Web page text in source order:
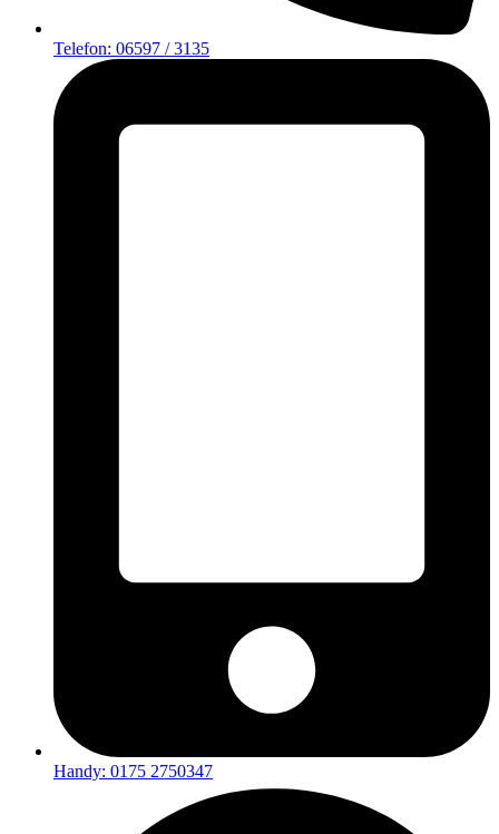
Telefon: 06597 / 3135
Handy: 0175 2750347